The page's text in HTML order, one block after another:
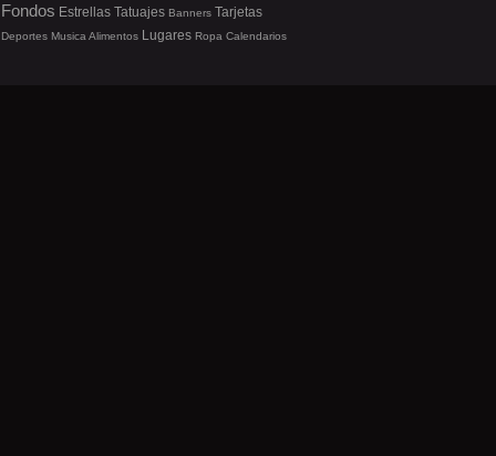
Fondos Estrellas Tatuajes Banners Tarjetas
Deportes Musica Alimentos Lugares Ropa Calendarios